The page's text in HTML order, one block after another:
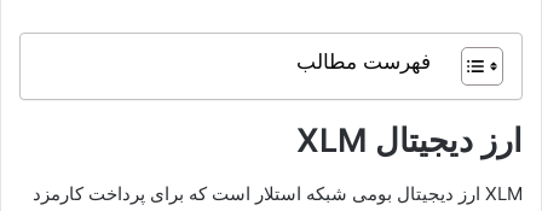
فهرست مطالب
ارز دیجیتال XLM
XLM ارز دیجیتال بومی شبکه استلار است که برای پرداخت کارمزد